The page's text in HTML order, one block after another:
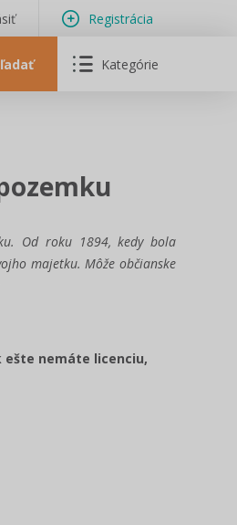
Registrácia
Kategórie
Od roku 1894, kedy bola
majetku. Môže občianske
ešte nemáte licenciu,